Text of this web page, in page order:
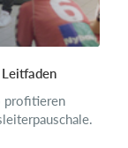
profitieren